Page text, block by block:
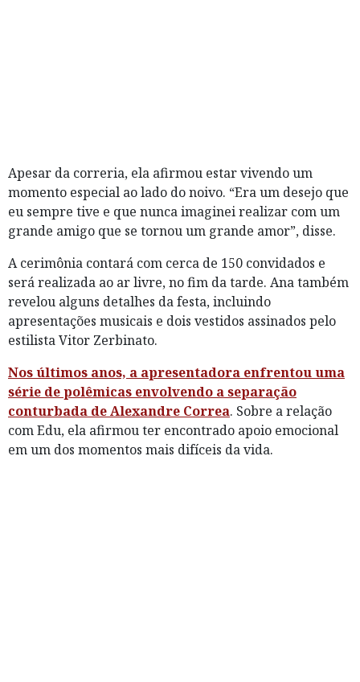
Apesar da correria, ela afirmou estar vivendo um
momento especial ao lado do noivo. “Era um desejo que
eu sempre tive e que nunca imaginei realizar com um
grande amigo que se tornou um grande amor”, disse.
A cerimônia contará com cerca de 150 convidados e
será realizada ao ar livre, no fim da tarde. Ana também
revelou alguns detalhes da festa, incluindo
apresentações musicais e dois vestidos assinados pelo
estilista Vitor Zerbinato.
Nos últimos anos, a apresentadora enfrentou uma
série de polêmicas envolvendo a separação
conturbada de Alexandre Correa. Sobre a relação
com Edu, ela afirmou ter encontrado apoio emocional
em um dos momentos mais difíceis da vida.